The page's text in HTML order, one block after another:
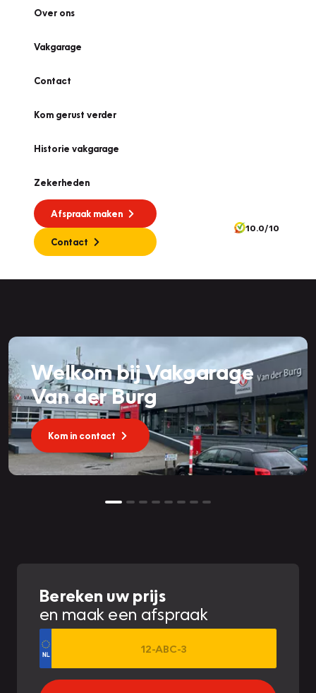
Over ons
Vakgarage
Contact
Kom gerust verder
Historie vakgarage
Zekerheden
Afspraak maken
Contact
10.0/10
Welkom bij Vakgarage
Van der Burg
Kom in contact
Bereken uw prijs
en maak een afspraak